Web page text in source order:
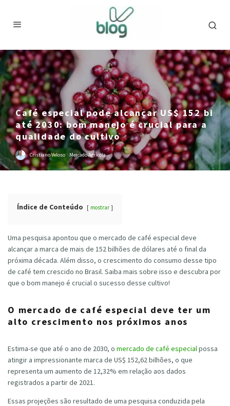
Café especial pode alcançar US$ 152 bi
até 2030: bom manejo é crucial para a
qualidade do cultivo
Cristiano Veloso · Mercado Agrícola
Índice de Conteúdo mostrar
Uma pesquisa apontou que o mercado de café especial deve
alcançar a marca de mais de 152 bilhões de dólares até o final da
próxima década. Além disso, o crescimento do consumo desse tipo
de café tem crescido no Brasil. Saiba mais sobre isso e descubra por
que o bom manejo é crucial o sucesso desse cultivo!
O mercado de café especial deve ter um
alto crescimento nos próximos anos
Estima-se que até o ano de 2030, o mercado de café especialpossa
atingir a impressionante marca de US$ 152,62 bilhões, o que
representa um aumento de 12,32% em relação aos dados
registrados a partir de 2021.
Essas projeções são resultado de uma pesquisa conduzida pela